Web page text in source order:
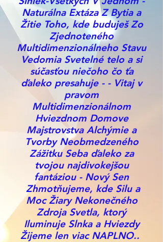
Naturálna Extáza Z Bytia a
Žitie Toho, kde buduješ Zo
Zjednoteného
Multidimenzionálneho Stavu
Vedomia Svetelné telo a si
súčasťou niečoho čo ťa
ďaleko presahuje - - Vitaj v
pravom
Multidimenzionálnom
Hviezdnom Domove
Majstrovstva Alchýmie a
Tvorby Neobmedzeného
Zážitku Seba ďaleko za
tvojou najdivokejšou
fantáziou - Nový Sen
Zhmotňujeme, kde Silu a
Moc Žiary Nekonečného
Zdroja Svetla, ktorý
Iluminuje Slnka a Hviezdy
Žijeme len viac NAPLNO..